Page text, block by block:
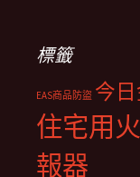
標籤
EAS商品防盜 今
住宅用
報器